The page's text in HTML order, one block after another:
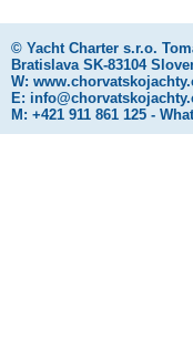
© Yacht Charter s.r.o.
Bratislava SK-83104
W:
E:
M: +421 911 861 125 -